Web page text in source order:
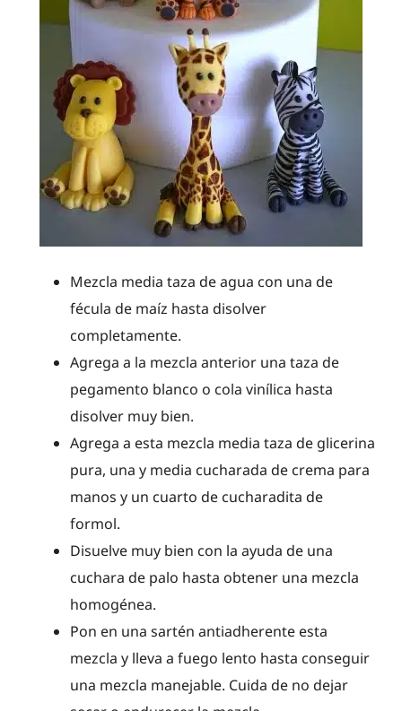
Mezcla media taza de agua con una de
fécula de maíz hasta disolver
completamente.
Agrega a la mezcla anterior una taza de
pegamento blanco o cola vinílica hasta
disolver muy bien.
Agrega a esta mezcla media taza de glicerina
pura, una y media cucharada de crema para
manos y un cuarto de cucharadita de
formol.
Disuelve muy bien con la ayuda de una
cuchara de palo hasta obtener una mezcla
homogénea.
Pon en una sartén antiadherente esta
mezcla y lleva a fuego lento hasta conseguir
una mezcla manejable. Cuida de no dejar